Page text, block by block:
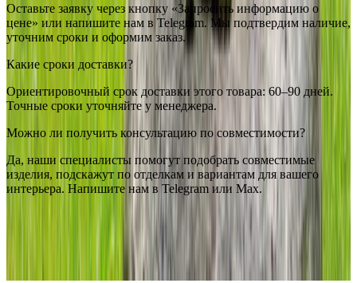
Оставьте заявку через кнопку «Запросить информацию о
цене» или напишите нам в Telegram. Мы подтвердим наличие,
уточним сроки и оформим заказ.
Какие сроки доставки?
Ориентировочный срок доставки этого товара: 60–90 дней.
Точные сроки уточняйте у менеджера.
Можно ли получить консультацию по совместимости?
Да, наши специалисты помогут подобрать совместимые
изделия, подскажут по отделкам и вариантам для вашего
интерьера. Напишите нам в Telegram или Max.
Пьедестальный светильник Robers AL 6722
— купить в
интернет-магазине OSVETIM с доставкой по России.
пьедестальные светильники с фото, характеристиками и
Оригинальная продукция Robers.
Консультация и подбор: Telegram, Max.